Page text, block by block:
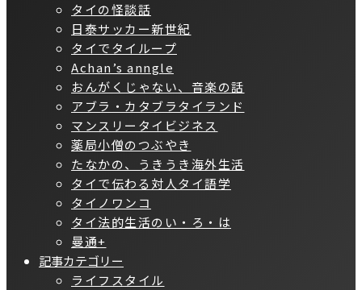
タイの怪談話
日泰サッカー新世紀
タイでタイループ
Achan’s anngle
おんがくじゃない、音楽の話
アブラ・カタブラタイランド
マンスリータイビジネス
薬局小僧のつぶやき
たなかの、うきうき海外生活
タイで伝わる対人タイ語学
タイノワンコ
タイ法的生活のい・ろ・は
曼通+
記事カテゴリー
ライフスタイル